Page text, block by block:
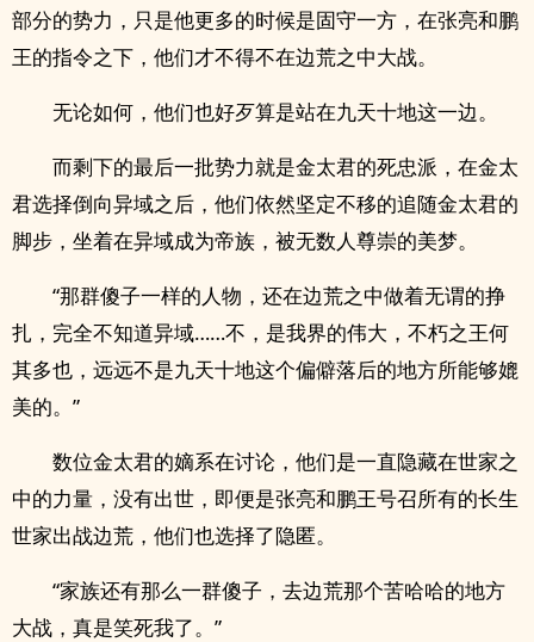
部分的势力，只是他更多的时候是固守一方，在张亮和鹏
王的指令之下，他们才不得不在边荒之中大战。
无论如何，他们也好歹算是站在九天十地这一边。
而剩下的最后一批势力就是金太君的死忠派，在金太
君选择倒向异域之后，他们依然坚定不移的追随金太君的
脚步，坐着在异域成为帝族，被无数人尊崇的美梦。
“那群傻子一样的人物，还在边荒之中做着无谓的挣
扎，完全不知道异域……不，是我界的伟大，不朽之王何
其多也，远远不是九天十地这个偏僻落后的地方所能够媲
美的。”
数位金太君的嫡系在讨论，他们是一直隐藏在世家之
中的力量，没有出世，即便是张亮和鹏王号召所有的长生
世家出战边荒，他们也选择了隐匿。
“家族还有那么一群傻子，去边荒那个苦哈哈的地方
大战，真是笑死我了。”